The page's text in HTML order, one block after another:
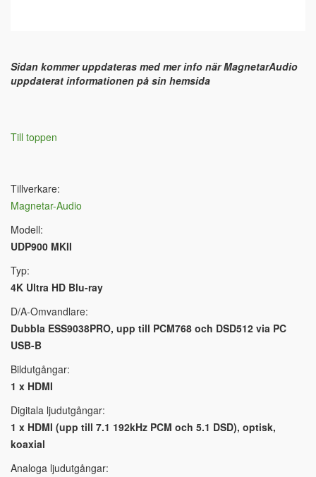
Sidan kommer uppdateras med mer info när MagnetarAudio
uppdaterat informationen på sin hemsida
Till toppen
Tillverkare:
Magnetar-Audio
Modell:
UDP900 MKII
Typ:
4K Ultra HD Blu-ray
D/A-Omvandlare:
Dubbla ESS9038PRO, upp till PCM768 och DSD512 via PC
USB-B
Bildutgångar:
1 x HDMI
Digitala ljudutgångar:
1 x HDMI (upp till 7.1 192kHz PCM och 5.1 DSD), optisk,
koaxial
Analoga ljudutgångar: